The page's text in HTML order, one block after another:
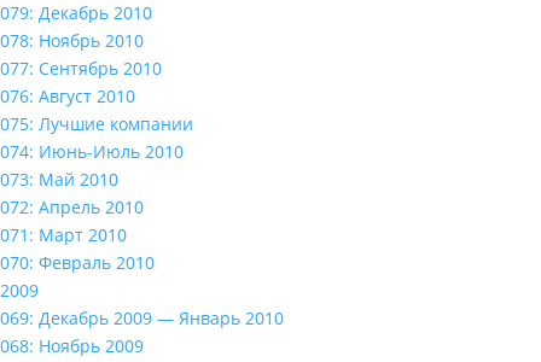
079: Декабрь 2010
078: Ноябрь 2010
077: Сентябрь 2010
076: Август 2010
075: Лучшие компании
074: Июнь-Июль 2010
073: Май 2010
072: Апрель 2010
071: Март 2010
070: Февраль 2010
2009
069: Декабрь 2009 — Январь 2010
068: Ноябрь 2009